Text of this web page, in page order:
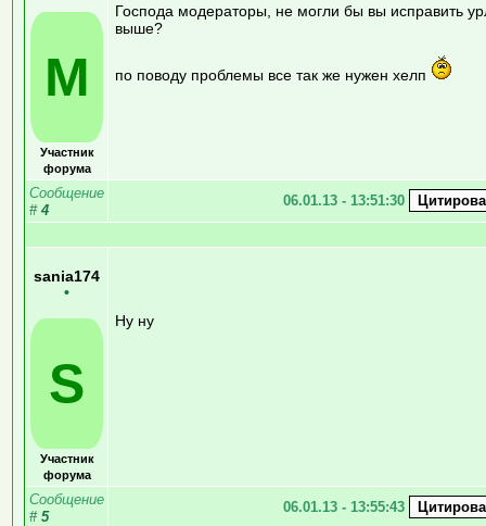
M
Участник
форума
Господа модераторы, не могли бы вы исправить
выше?
по поводу проблемы все так же нужен хелп
Сообщение
# 4
06.01.13 - 13:51:30
sania174
•
S
Участник
форума
Ну ну
Сообщение
# 5
06.01.13 - 13:55:43